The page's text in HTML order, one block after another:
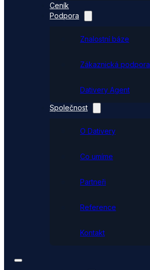
Ceník
Podpora
Znalostní báze
Zákaznická podpora
Dativery Agent
Společnost
O Dativery
Co umíme
Partneři
Reference
Kontakt